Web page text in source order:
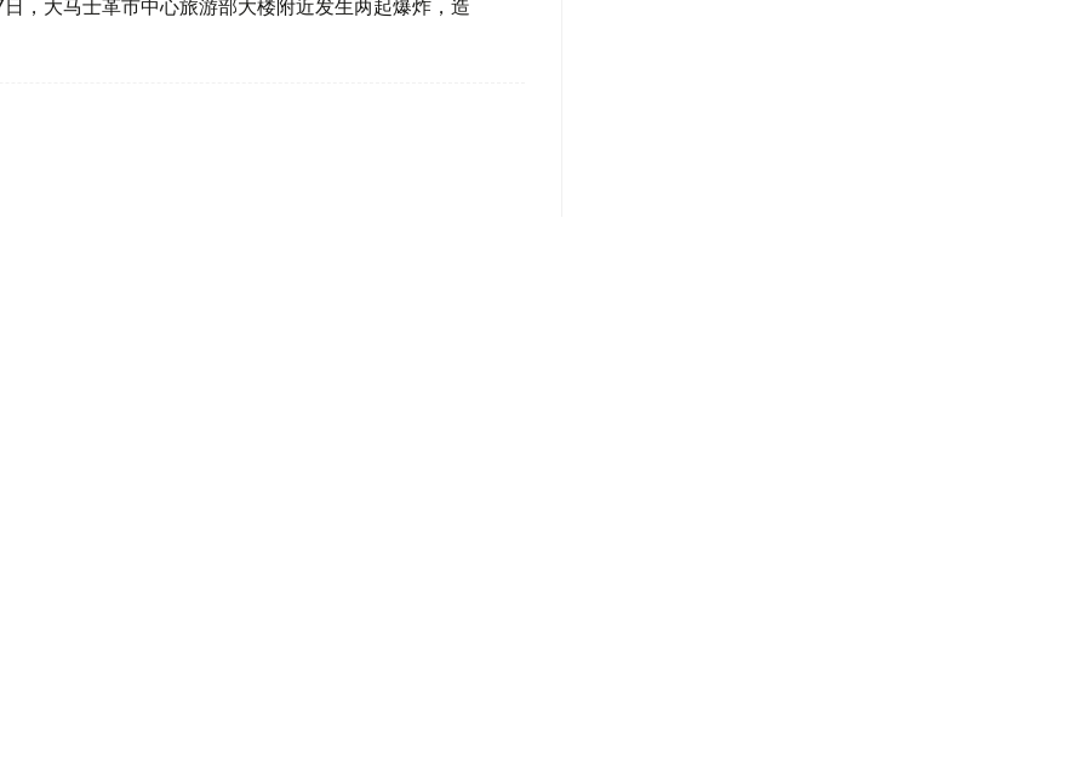
，大马士革市中心旅游部大楼附近发生两起爆炸，造